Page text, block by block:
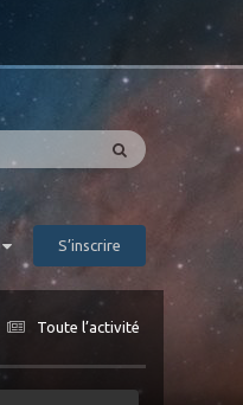
S’inscrire
Toute l’activité